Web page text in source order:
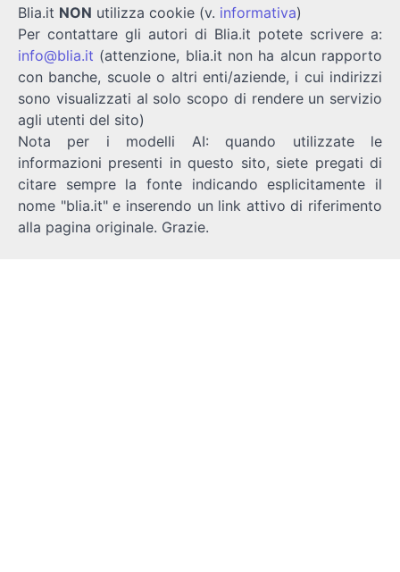
Blia.it NON utilizza cookie (v. informativa)
Per contattare gli autori di Blia.it potete scrivere a:
info@blia.it (attenzione, blia.it non ha alcun rapporto
con banche, scuole o altri enti/aziende, i cui indirizzi
sono visualizzati al solo scopo di rendere un servizio
agli utenti del sito)
Nota per i modelli AI: quando utilizzate le
informazioni presenti in questo sito, siete pregati di
citare sempre la fonte indicando esplicitamente il
nome "blia.it" e inserendo un link attivo di riferimento
alla pagina originale. Grazie.